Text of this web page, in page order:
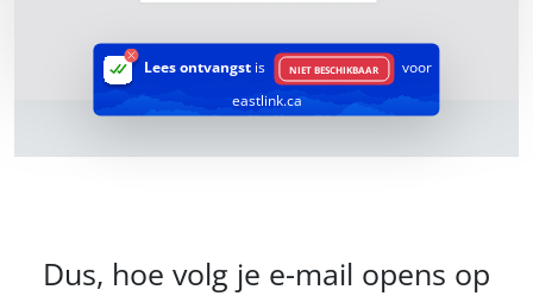
Lees ontvangst is NIET BESCHIKBAAR
voor
eastlink.ca
Dus, hoe volg je e-mail opens op